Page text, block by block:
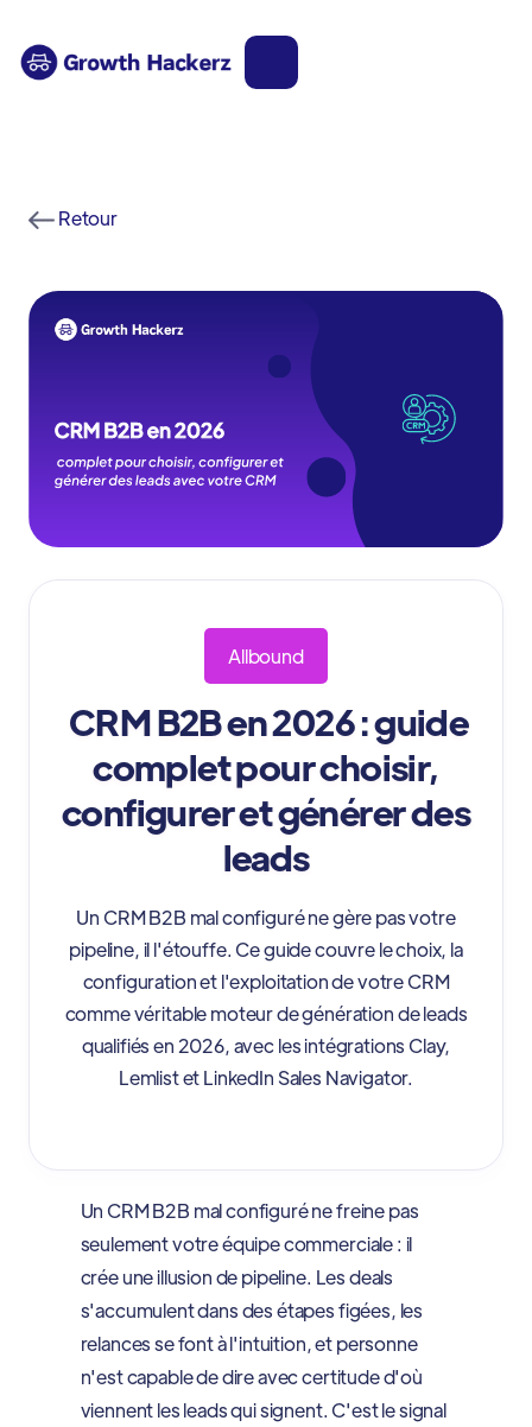
Retour
Allbound
CRM B2B en 2026 : guide
complet pour choisir,
configurer et générer des
leads
Un CRM B2B mal configuré ne gère pas votre
pipeline, il l'étouffe. Ce guide couvre le choix, la
configuration et l'exploitation de votre CRM
comme véritable moteur de génération de leads
qualifiés en 2026, avec les intégrations Clay,
Lemlist et LinkedIn Sales Navigator.
Un CRM B2B mal configuré ne freine pas
seulement votre équipe commerciale : il
crée une illusion de pipeline. Les deals
s'accumulent dans des étapes figées, les
relances se font à l'intuition, et personne
n'est capable de dire avec certitude d'où
viennent les leads qui signent. C'est le signal